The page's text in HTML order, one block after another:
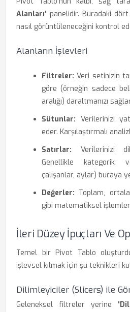
Alanları' panelidir. Buradaki
nasıl görüntüleneceğini kontrol
Alanların İşlevleri
Filtreler: Veri setinizin
göre (örneğin sadece
aralığı) daraltmanızı
Sütunlar: Verilerinizi
eder. Karşılaştırmalı
Satırlar: Verilerinizi
Genellikle kategorik
çalışanlar, aylar) buraya
Değerler: Toplam,
gibi matematiksel
İleri Düzey İpuçları Ve
Temel bir Pivot Tablo
işlevsel kılmak için şu teknikleri
Dilimleyiciler (Slicers) ile
Geleneksel filtreler yerine